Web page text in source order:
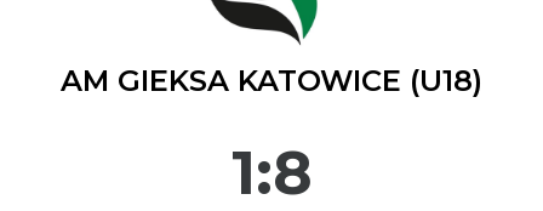
AM GIEKSA KATOWICE (U18)
1:8